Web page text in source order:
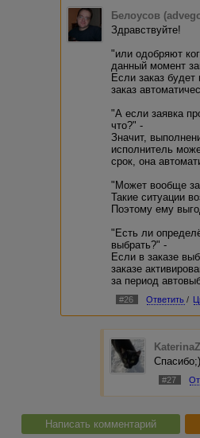
Белоусов
Здравствуйте!
"или одобряют
данный момент
Если заказ
заказ
"А если заявка
что?" -
Значит,
исполнитель
срок, она
"Может вообще
Такие ситуации
Поэтому ему
"Есть ли
выбрать?" -
Если в заказе
заказе
за период
#26 Ответить /
Спасибо;)
#27
Написать комментарий